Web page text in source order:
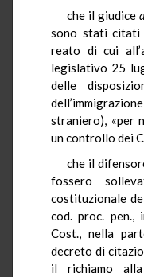
che il giudice
sono stati citati
reato di cui
legislativo 25
delle
straniero), «per
un controllo dei
che il
fossero
costituzionale
cod. proc.
Cost., nella
decreto di
il richiamo